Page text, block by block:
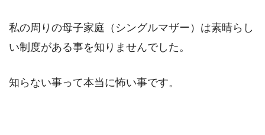
私の周りの母子家庭（シングルマザー）は素晴らし
い制度がある事を知りませんでした。
知らない事って本当に怖い事です。